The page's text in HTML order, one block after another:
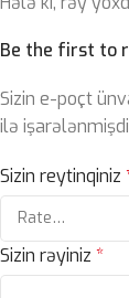
Be the first to
Sizin e-poçt
ilə
Sizin reytinqiniz
Sizin rəyiniz *